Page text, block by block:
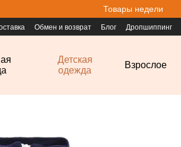
Товары недели
Обмен и возврат Блог Дропшиппинг
Детская
одежда
Взрослое